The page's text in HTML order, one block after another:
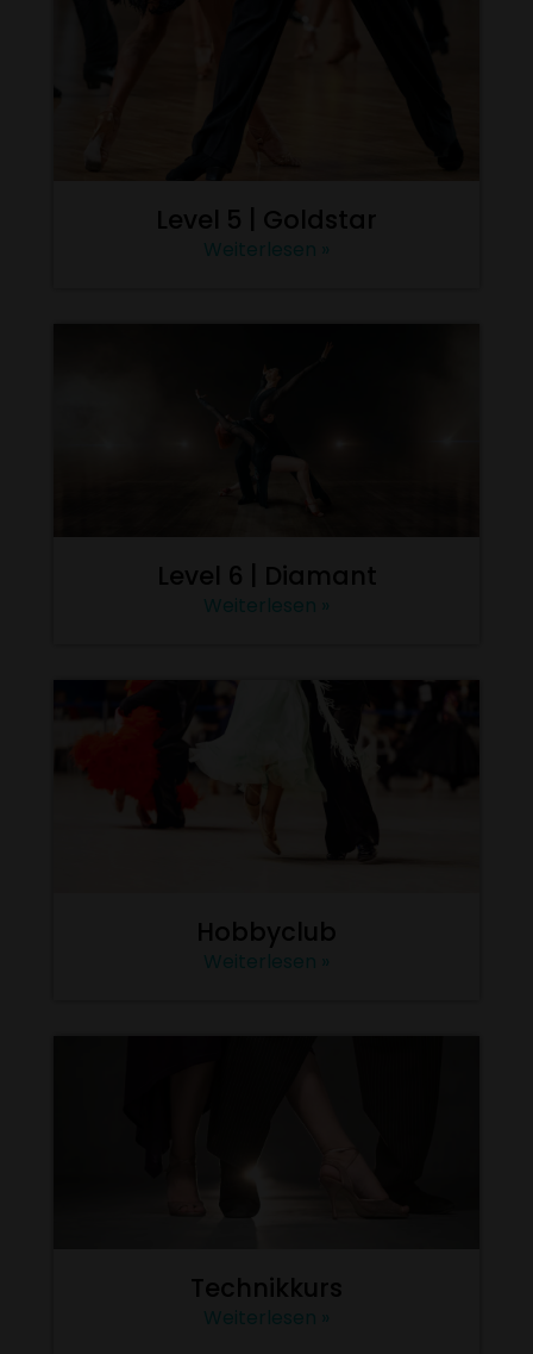
Level 5 | Goldstar
Weiterlesen »
Level 6 | Diamant
Weiterlesen »
Hobbyclub
Weiterlesen »
Technikkurs
Weiterlesen »